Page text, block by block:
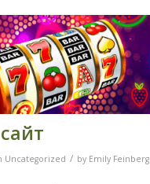
Uncategorized / by Emily Feinberg